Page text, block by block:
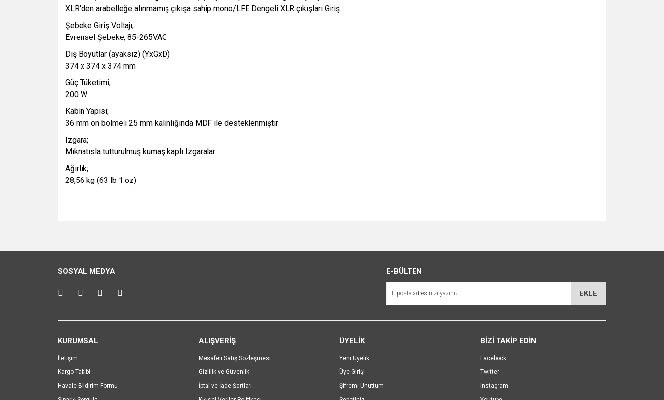
XLR'den arabelleğe alınmamış çıkışa sahip mono/LFE Dengeli XLR çıkışları Giriş
Şebeke Giriş Voltajı;
Evrensel Şebeke, 85-265VAC
Dış Boyutlar (ayaksız) (YxGxD)
374 x 374 x 374 mm
Güç Tüketimi;
200 W
Kabin Yapısı;
36 mm ön bölmeli 25 mm kalınlığında MDF ile desteklenmiştir
Izgara;
Mıknatısla tutturulmuş kumaş kaplı Izgaralar
Ağırlık;
28,56 kg (63 lb 1 oz)
Ürün açıklamasında eksik bilgiler bulunuyor.
SOSYAL MEDYA E-BÜLTEN
EKLE
KURUMSAL
İletişim
Kargo Takibi
Havale Bildirim Formu
ALIŞVERİŞ
Mesafeli Satış Sözleşmesi
Gizlilik ve Güvenlik
İptal ve İade Şartları
ÜYELİK
Yeni Üyelik
Üye Girişi
Şifremi Unuttum
BİZİ TAKİP EDİN
Facebook
Twitter
Instagram